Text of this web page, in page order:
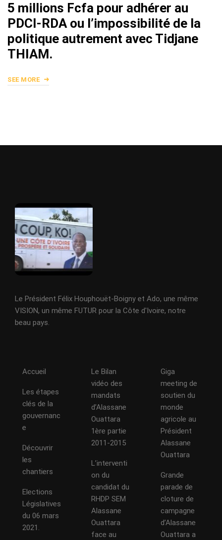
5 millions Fcfa pour adhérer au
PDCI-RDA ou l’impossibilité de la
politique autrement avec Tidjane
THIAM.
SEE MORE
Le Président Félix Houphouët-Boigny et Ado, une même
VISION, un même FUTUR pour la Côte d'Ivoire, notre
beau pays.
Accueil
Les étapes
clés de la
gouvernanc
e
Découvrir
les
chantiers
Elections
Législatives
du 06 mars
2021.
Le Bilan
vidéo des
mandats
d’Alassane
Ouattara
1ère partie
2011-2015
L’interventi
on du
candidat du
RHDP SEM
Alassane
Ouattara
face au
Giga
meeting de
soutien du
monde
agricole au
Président
Alassane
Ouattara
Grande
parade de
cloture de
campagne
d’Alassane
Ouattara a